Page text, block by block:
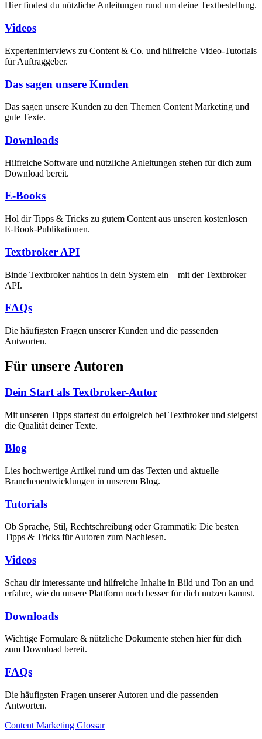
Hier findest du nützliche Anleitungen rund um deine Textbestellung.
Videos
Experteninterviews zu Content & Co. und hilfreiche Video-Tutorials
für Auftraggeber.
Das sagen unsere Kunden
Das sagen unsere Kunden zu den Themen Content Marketing und
gute Texte.
Downloads
Hilfreiche Software und nützliche Anleitungen stehen für dich zum
Download bereit.
E-Books
Hol dir Tipps & Tricks zu gutem Content aus unseren kostenlosen
E-Book-Publikationen.
Textbroker API
Binde Textbroker nahtlos in dein System ein – mit der Textbroker
API.
FAQs
Die häufigsten Fragen unserer Kunden und die passenden
Antworten.
Für unsere Autoren
Dein Start als Textbroker-Autor
Mit unseren Tipps startest du erfolgreich bei Textbroker und steigerst
die Qualität deiner Texte.
Blog
Lies hochwertige Artikel rund um das Texten und aktuelle
Branchenentwicklungen in unserem Blog.
Tutorials
Ob Sprache, Stil, Rechtschreibung oder Grammatik: Die besten
Tipps & Tricks für Autoren zum Nachlesen.
Videos
Schau dir interessante und hilfreiche Inhalte in Bild und Ton an und
erfahre, wie du unsere Plattform noch besser für dich nutzen kannst.
Downloads
Wichtige Formulare & nützliche Dokumente stehen hier für dich
zum Download bereit.
FAQs
Die häufigsten Fragen unserer Autoren und die passenden
Antworten.
Content Marketing Glossar